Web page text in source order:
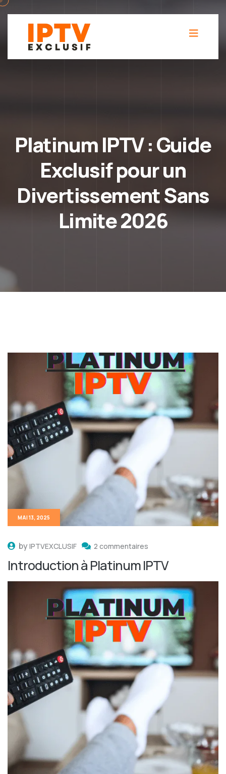
Platinum IPTV : Guide
Exclusif pour un
Divertissement Sans
Limite 2026
MAI 13, 2025
byIPTVEXCLUSIF 2 commentaires
Introduction à Platinum IPTV